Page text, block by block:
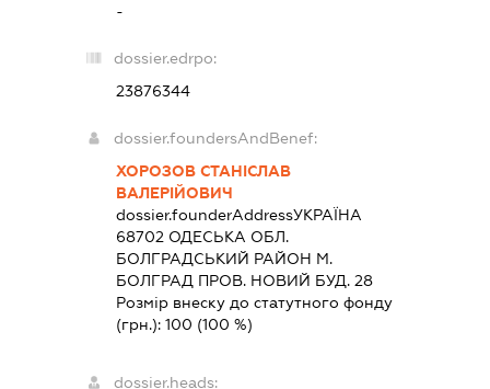
-
dossier.edrpo:
23876344
dossier.foundersAndBenef:
ХОРОЗОВ СТАНІСЛАВ
ВАЛЕРІЙОВИЧ
dossier.founderAddressУКРАЇНА
68702 ОДЕСЬКА ОБЛ.
БОЛГРАДСЬКИЙ РАЙОН М.
БОЛГРАД ПРОВ. НОВИЙ БУД. 28
Розмір внеску до статутного фонду
(грн.): 100 (100 %)
dossier.heads: